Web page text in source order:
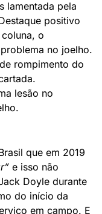
lamentada pela
positivo
o
no joelho.
rompimento do
lesão no
que em 2019
e isso não
Doyle durante
do início da
em campo. E